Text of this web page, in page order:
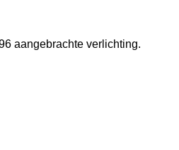
aangebrachte verlichting.